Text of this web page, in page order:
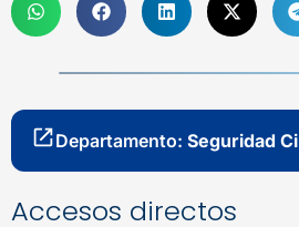
Departamento: Seguridad
Accesos directos